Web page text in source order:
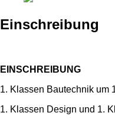
Einschreibung
EINSCHREIBUNG
1. Klassen Bautechnik um
1. Klassen Design und 1.